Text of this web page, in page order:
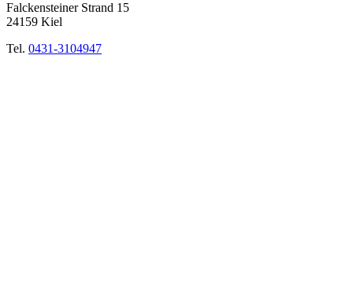
Falckensteiner Strand 15
24159 Kiel
Tel. 0431-3104947